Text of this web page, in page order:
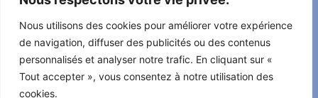
Nous utilisons des cookies pour améliorer votre expérience
de navigation, diffuser des publicités ou des contenus
personnalisés et analyser notre trafic. En cliquant sur «
Tout accepter », vous consentez à notre utilisation des
cookies.
Témoignages